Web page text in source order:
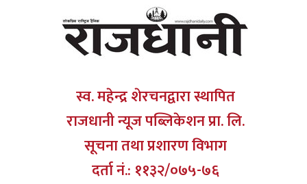
स्व. महेन्द्र शेरचनद्वारा स्थापित
राजधानी न्यूज पब्लिकेशन प्रा. लि.
सूचना तथा प्रशारण विभाग
दर्ता नं.: ११३२/०७५-७६